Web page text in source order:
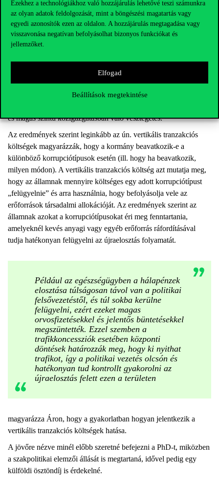
Ezekhez a technológiákhoz való hozzájárulás lehetővé teszi számunkra
az olyan adatok feldolgozását, mint a böngészési magatartás vagy
egyedi azonosítók ezen az oldalon. A hozzájárulás megtagadása vagy
visszavonása negatívan befolyásolhat bizonyos funkciókat és
jellemzőket.
Elfogad
Beállítások megtekintése
korrupció, egyes, kevéssé demokratikus országokban az állam
nagy sikerrel fékez meg bizonyos korrupciótípusokat. A kutatás
azt vizsgálja, hogy milyen tényezőktől függ, hogy egy adott
korrupciótípust felszámol-e a kormány, vagy épp ellenkezőleg,
Magyarországra fókuszálva a tanulmány öt „mini-
esettanulmányon” keresztül vizsgálja a következő
korrupciótípusokat: rendőrségi vesztegetés, egészségügy,
és magas szintű közigazgatásban való vesztegetés.
Az eredmények szerint leginkább az ún. vertikális tranzakciós
költségek magyarázzák, hogy a kormány beavatkozik-e a
különböző korrupciótípusok esetén (ill. hogy ha beavatkozik,
milyen módon). A vertikális tranzakciós költség azt mutatja meg,
hogy az államnak mennyire költséges egy adott korrupciótípust
„felügyelnie” és arra használnia, hogy befolyásolja vele az
erőforrások társadalmi allokációját. Az eredmények szerint az
államnak azokat a korrupciótípusokat éri meg fenntartania,
amelyeknél kevés anyagi vagy egyéb erőforrás ráfordításával
tudja hatékonyan felügyelni az újraelosztás folyamatát.
Például az egészségügyben a hálapénzek
elosztása túlságosan távol van a politikai
felsővezetéstől, és túl sokba kerülne
felügyelni, ezért ezeket magas
orvosfizetésekkel és jelentős büntetésekkel
megszüntették. Ezzel szemben a
trafikkoncessziók esetében központi
döntések határozzák meg, hogy ki nyithat
trafikot, így a politikai vezetés olcsón és
hatékonyan tud kontrollt gyakorolni az
újraelosztás felett ezen a területen
magyarázza Áron, hogy a gyakorlatban hogyan jelentkezik a
vertikális tranzakciós költségek hatása.
A jövőre nézve minél előbb szeretné befejezni a PhD-t, miközben
a szakpolitikai elemzői állását is megtartaná, idővel pedig egy
külföldi ösztöndíj is érdekelné.